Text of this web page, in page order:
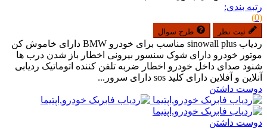
رتبه بندی:
(0)
ثبت نظر طرح سوال
ردیاب sinowall plus مناسب برای خودرو BMW دارای خاموش کن
موتور خودرو دارای شوک سنسور بیرونی اخطار باز شدن درب ها
شنود صدای داخل خودرو اخطار ضربه تلفن کننده اتوماتیک ردیابی
آنلاین و آفلاین دارای کلید sos دارای سرور...
دوست داشتن
دوست داشتن